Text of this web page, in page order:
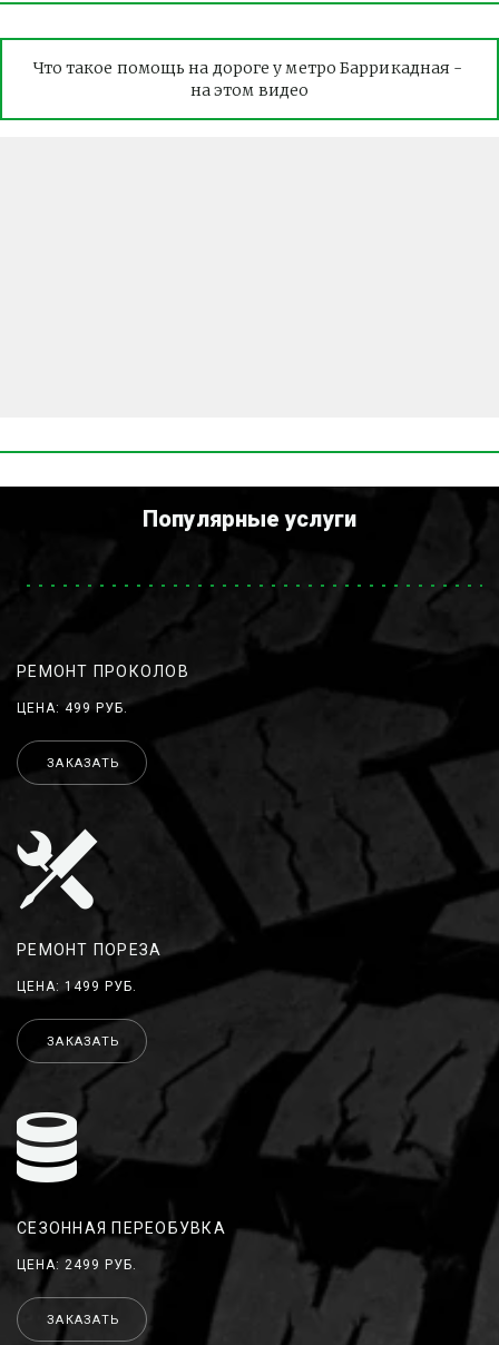
Что такое помощь на дороге у метро Баррикадная -
на этом видео
Популярные услуги
РЕМОНТ ПРОКОЛОВ
ЦЕНА: 499 РУБ.
ЗАКАЗАТЬ
РЕМОНТ ПОРЕЗА
ЦЕНА: 1499 РУБ.
ЗАКАЗАТЬ
СЕЗОННАЯ ПЕРЕОБУВКА
ЦЕНА: 2499 РУБ.
ЗАКАЗАТЬ